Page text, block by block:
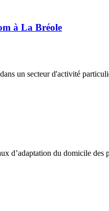
à La Bréole
un secteur d'activité
d’adaptation du domicile des